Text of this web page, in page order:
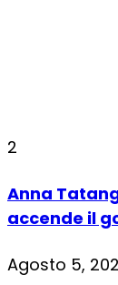
2
Anna
accende il
Agosto 5,